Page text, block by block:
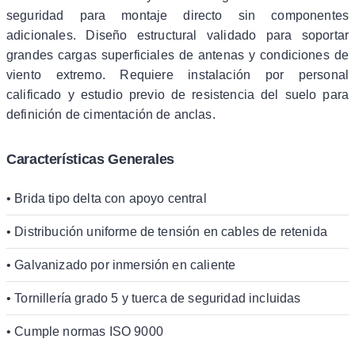
seguridad para montaje directo sin componentes
adicionales. Diseño estructural validado para soportar
grandes cargas superficiales de antenas y condiciones de
viento extremo. Requiere instalación por personal
calificado y estudio previo de resistencia del suelo para
definición de cimentación de anclas.
Características Generales
• Brida tipo delta con apoyo central
• Distribución uniforme de tensión en cables de retenida
• Galvanizado por inmersión en caliente
• Tornillería grado 5 y tuerca de seguridad incluidas
• Cumple normas ISO 9000